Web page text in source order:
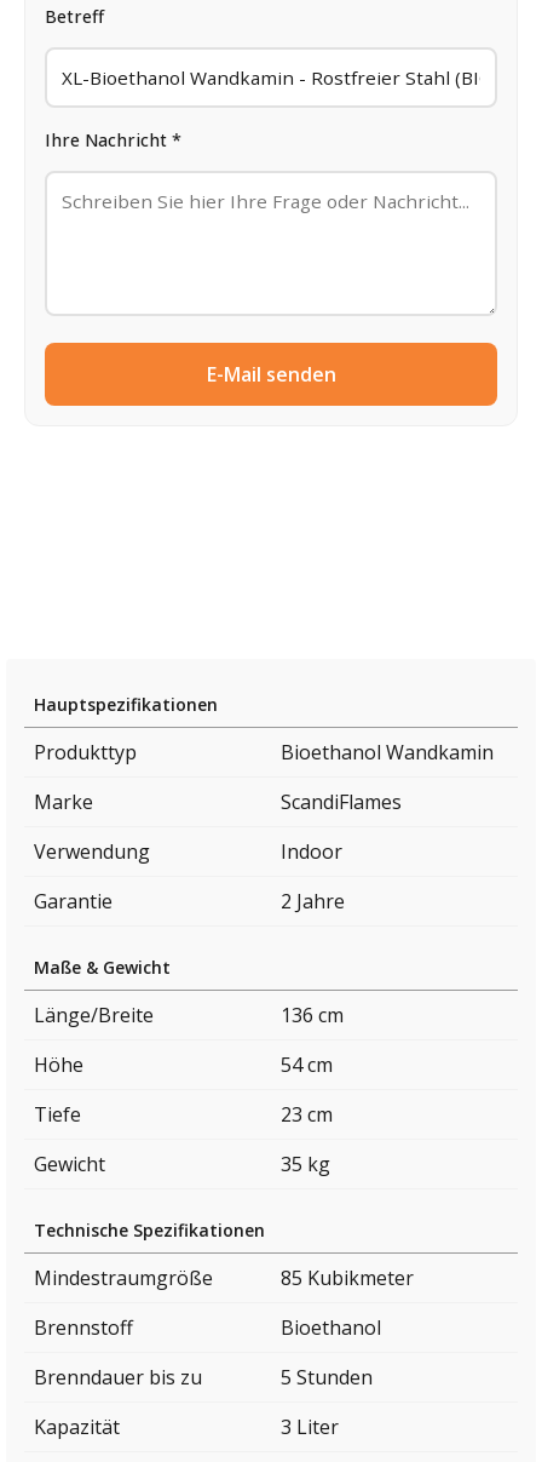
Betreff
Ihre Nachricht *
E-Mail senden
Hauptspezifikationen
Produkttyp
Bioethanol Wandkamin
Marke
ScandiFlames
Verwendung
Indoor
Garantie
2 Jahre
Maße & Gewicht
Länge/Breite
136 cm
Höhe
54 cm
Tiefe
23 cm
Gewicht
35 kg
Technische Spezifikationen
Mindestraumgröße
85 Kubikmeter
Brennstoff
Bioethanol
Brenndauer bis zu
5 Stunden
Kapazität
3 Liter